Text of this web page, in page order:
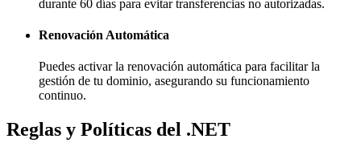
durante 60 días para evitar transferencias no autorizadas.
Renovación Automática
Puedes activar la renovación automática para facilitar la
gestión de tu dominio, asegurando su funcionamiento
continuo.
Reglas y Políticas del .NET